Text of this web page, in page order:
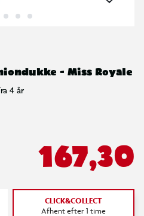
- Miss Royale
4 år
167,30
CLICK&COLLECT
Afhent efter 1 time